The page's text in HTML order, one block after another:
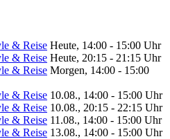
& Reise Heute, 14:00 - 15:00 Uhr
& Reise Heute, 20:15 - 21:15 Uhr
& Reise Morgen, 14:00 - 15:00
& Reise 10.08., 14:00 - 15:00 Uhr
& Reise 10.08., 20:15 - 22:15 Uhr
& Reise 11.08., 14:00 - 15:00 Uhr
& Reise 13.08., 14:00 - 15:00 Uhr